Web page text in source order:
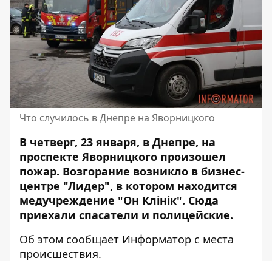
Что случилось в Днепре на Яворницкого
В четверг, 23 января, в Днепре, на
проспекте Яворницкого произошел
пожар. Возгорание возникло в бизнес-
центре "Лидер", в котором находится
медучреждение "Он Клінік". Сюда
приехали спасатели и полицейские.
Об этом сообщает Информатор с места
происшествия.